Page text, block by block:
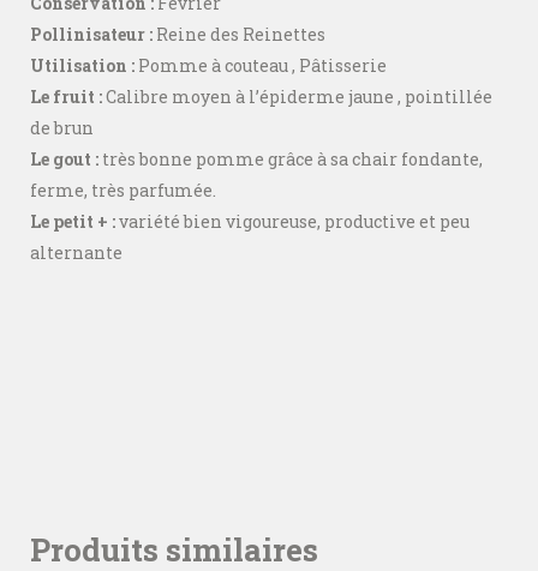
Pollinisateur : Reine des Reinettes
Utilisation : Pomme à couteau , Pâtisserie
Le fruit :Calibre moyen à l’épiderme jaune , pointillée
de brun
Le gout : très bonne pomme grâce à sa chair fondante,
ferme, très parfumée.
Le petit + :variété bien vigoureuse, productive et peu
alternante
Produits similaires